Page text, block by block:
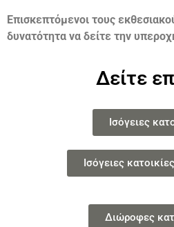
Επισκεπτόμενοι τους
δυνατότητα να δείτε την
Δείτε
Ισόγειες
Ισόγειες
Διώροφες